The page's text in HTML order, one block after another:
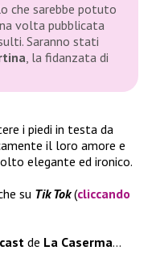
che sarebbe potuto
volta pubblicata
Saranno stati
, la fidanzata di
i piedi in testa da
il loro amore e
elegante ed ironico.
su Tik Tok(cliccando
cast de La Caserma…